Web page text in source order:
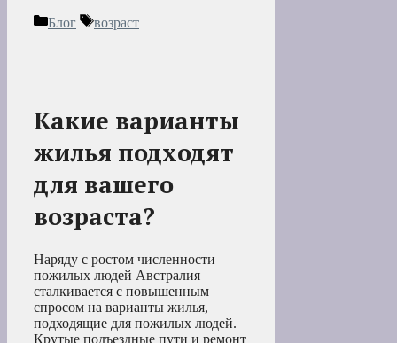
Рубрики
Блог Метки
возраст
Какие варианты
жилья подходят
для вашего
возраста?
Наряду с ростом численности
пожилых людей Австралия
сталкивается с повышенным
спросом на варианты жилья,
подходящие для пожилых людей.
Крутые подъездные пути и ремонт